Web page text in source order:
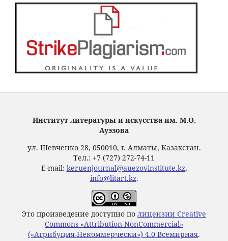
Институт литературы и искусства им. М.О.
Ауэзова
ул. Шевченко 28, 050010, г. Алматы, Казахстан.
Тел.: +7 (727) 272-74-11
E-mail: keruenjournal@auezovinstitute.kz,
info@litart.kz.
Это произведение доступно по лицензии Creative
Commons «Attribution-NonCommercial»
(«Атрибуция-Некоммерчески») 4.0 Всемирная.